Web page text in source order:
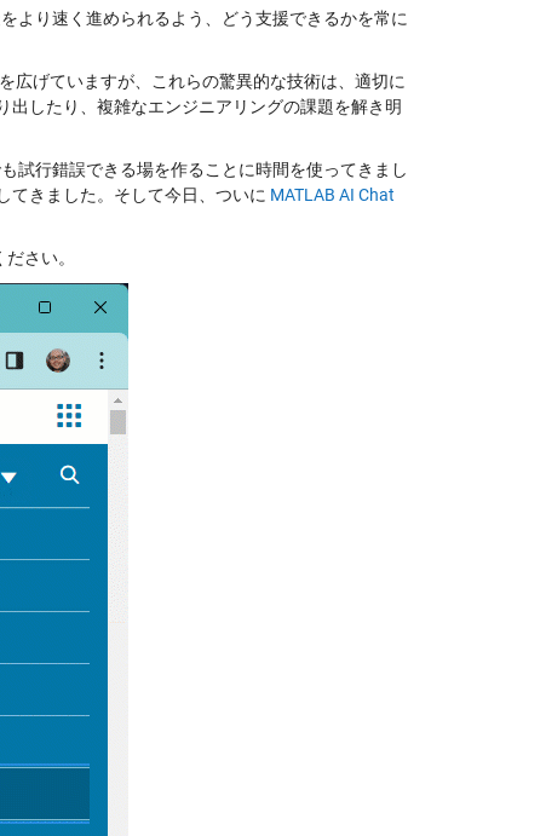
より速く進められるよう、どう支援できるかを常に
広げていますが、これらの驚異的な技術は、適切に
したり、複雑なエンジニアリングの課題を解き明
試行錯誤できる場を作ることに時間を使ってきまし
てきました。そして今日、ついに MATLAB AI Chat
さい。